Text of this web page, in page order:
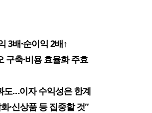
3배·순이익 2배↑
구축·비용 효율화 주효
도…이자 수익성은 한계
·신상품 등 집중할 것”